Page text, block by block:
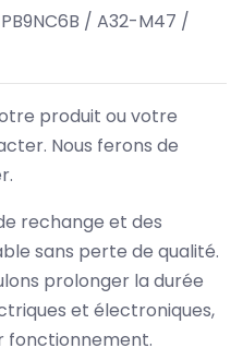
/ A32-M47 /
produit ou votre
Nous ferons de
rechange et des
sans perte de qualité.
prolonger la durée
et électroniques,
fonctionnement.